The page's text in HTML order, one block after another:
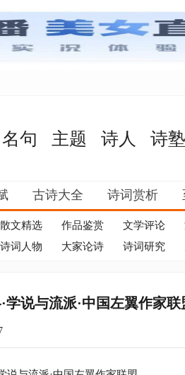
名句 主题 诗人 诗塾
古诗大全 诗词赏析
散文精选 作品鉴赏 文学评论
诗词人物 大家论诗 诗词研究
学说与流派·中国左翼作家联